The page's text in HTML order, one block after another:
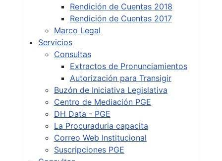
Rendición de Cuentas 2018
Rendición de Cuentas 2017
Marco Legal
Servicios
Consultas
Extractos de Pronunciamientos
Autorización para Transigir
Buzón de Iniciativa Legislativa
Centro de Mediación PGE
DH Data - PGE
La Procuraduria capacita
Correo Web Institucional
Suscripciones PGE